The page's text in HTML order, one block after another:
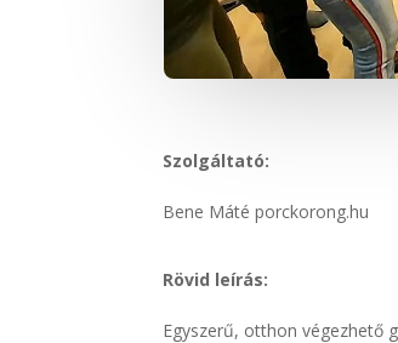
Szolgáltató:
Bene Máté porckorong.hu
Rövid leírás:
Egyszerű, otthon végezhető